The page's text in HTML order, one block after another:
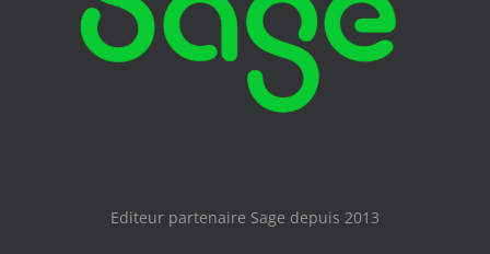
Editeur partenaire Sage depuis 2013